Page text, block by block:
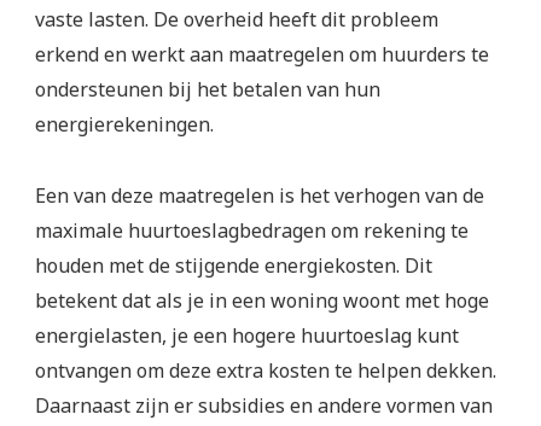
vaste lasten. De overheid heeft dit probleem
erkend en werkt aan maatregelen om huurders te
ondersteunen bij het betalen van hun
energierekeningen.
Een van deze maatregelen is het verhogen van de
maximale huurtoeslagbedragen om rekening te
houden met de stijgende energiekosten. Dit
betekent dat als je in een woning woont met hoge
energielasten, je een hogere huurtoeslag kunt
ontvangen om deze extra kosten te helpen dekken.
Daarnaast zijn er subsidies en andere vormen van